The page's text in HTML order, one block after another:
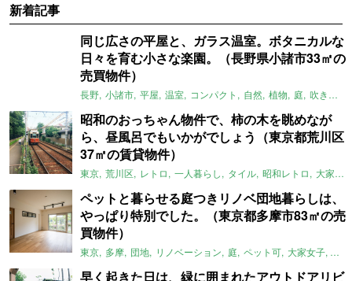
新着記事
同じ広さの平屋と、ガラス温室。ボタニカルな
日々を育む小さな楽園。（長野県小諸市33㎡の
売買物件）
長野 小諸市 平屋 温室 コンパクト 自然 植物 庭 吹き抜け
昭和のおっちゃん物件で、柿の木を眺めなが
ら、昼風呂でもいかがでしょう（東京都荒川区
37㎡の賃貸物件）
東京 荒川区 レトロ 一人暮らし タイル 昭和レトロ 大家女子
ペットと暮らせる庭つきリノベ団地暮らしは、
やっぱり特別でした。（東京都多摩市83㎡の売
買物件）
東京 多摩 団地 リノベーション 庭 ペット可 大家女子 団
早く起きた日は、緑に囲まれたアウトドアリビ